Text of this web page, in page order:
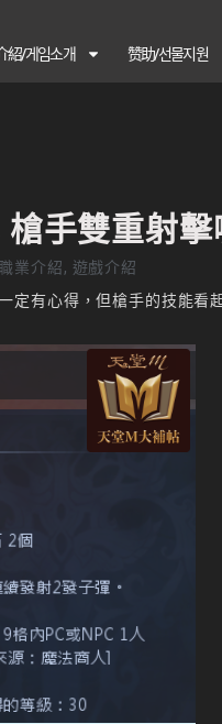
紹/게임소개 赞助/선물지원
槍手雙重射擊
業介紹, 遊戲介紹
有心得，但槍手的技能看